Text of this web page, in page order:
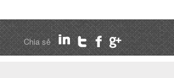
Chia sẻ